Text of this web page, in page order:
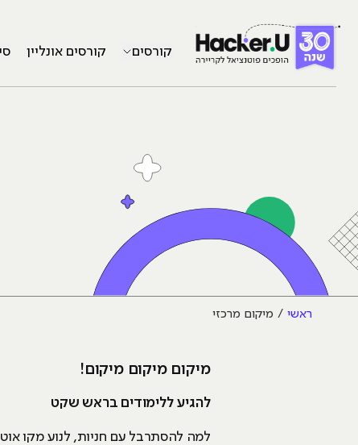
קורסים קורסים אונליין
ראשי מיקום מרכזי
מיקום מיקום מיקום!
להגיע ללימודים בראש שקט
למה להסתרבל עם חניות, לנוע מקו